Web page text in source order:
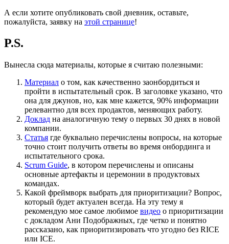
А если хотите опубликовать свой дневник, оставьте,
пожалуйста, заявку на этой странице!
P.S.
Вынесла сюда материалы, которые я считаю полезными:
Материал о том, как качественно заонбордиться и
пройти в испытательный срок. В заголовке указано, что
она для джунов, но, как мне кажется, 90% информации
релевантно для всех продактов, меняющих работу.
Доклад на аналогичную тему о первых 30 днях в новой
компании.
Статья где буквально перечислены вопросы, на которые
точно стоит получить ответы во время онбординга и
испытательного срока.
Scrum Guide, в котором перечислены и описаны
основные артефакты и церемонии в продуктовых
командах.
Какой фреймворк выбрать для приоритизации? Вопрос,
который будет актуален всегда. На эту тему я
рекомендую мое самое любимое видео о приоритизации
с докладом Ани Подображных, где четко и понятно
рассказано, как приоритизировать что угодно без RICE
или ICE.